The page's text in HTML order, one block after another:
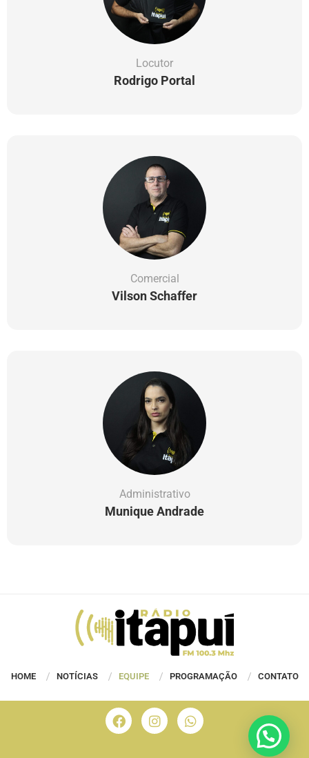
Locutor
Rodrigo Portal
Comercial
Vilson Schaffer
Administrativo
Munique Andrade
HOME NOTÍCIAS EQUIPE PROGRAMAÇÃO CONTATO